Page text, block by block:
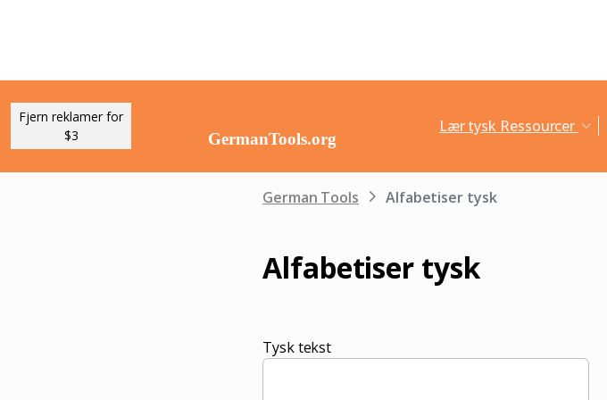
Fjern reklamer for
$3
Lær tysk Ressourcer
German Tools Alfabetiser tysk
Alfabetiser tysk
Tysk tekst